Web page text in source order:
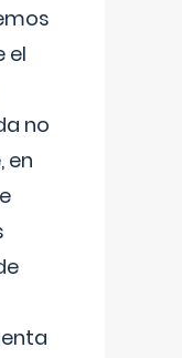
el
no
en